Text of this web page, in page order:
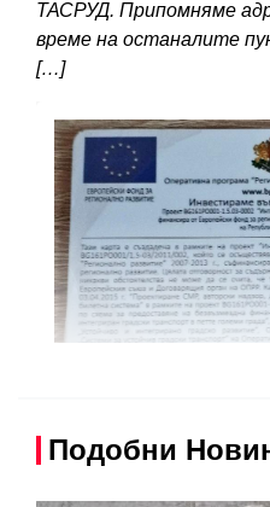
ТАСРУД. Припомняме
време на останалите
[…]
Подобни